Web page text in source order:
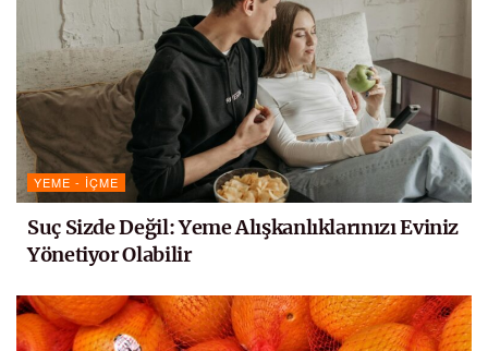
YEME - İÇME
Suç Sizde Değil: Yeme Alışkanlıklarınızı Eviniz
Yönetiyor Olabilir